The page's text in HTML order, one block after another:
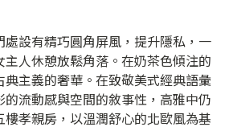
設有精巧圓角屏風，提升隱私，一
人休憩放鬆角落。在奶茶色傾注的
主義的奢華。在致敬美式經典語彙
流動感與空間的敘事性，高雅中仍
孝親房，以溫潤舒心的北歐風為基